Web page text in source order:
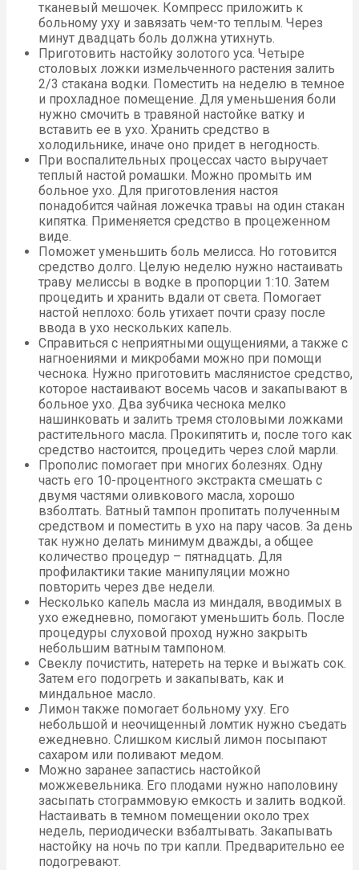
тканевый мешочек. Компресс приложить к
больному уху и завязать чем-то теплым. Через
минут двадцать боль должна утихнуть.
Приготовить настойку золотого уса. Четыре
столовых ложки измельченного растения залить
2/3 стакана водки. Поместить на неделю в темное
и прохладное помещение. Для уменьшения боли
нужно смочить в травяной настойке ватку и
вставить ее в ухо. Хранить средство в
холодильнике, иначе оно придет в негодность.
При воспалительных процессах часто выручает
теплый настой ромашки. Можно промыть им
больное ухо. Для приготовления настоя
понадобится чайная ложечка травы на один стакан
кипятка. Применяется средство в процеженном
виде.
Поможет уменьшить боль мелисса. Но готовится
средство долго. Целую неделю нужно настаивать
траву мелиссы в водке в пропорции 1:10. Затем
процедить и хранить вдали от света. Помогает
настой неплохо: боль утихает почти сразу после
ввода в ухо нескольких капель.
Справиться с неприятными ощущениями, а также с
нагноениями и микробами можно при помощи
чеснока. Нужно приготовить маслянистое средство,
которое настаивают восемь часов и закапывают в
больное ухо. Два зубчика чеснока мелко
нашинковать и залить тремя столовыми ложками
растительного масла. Прокипятить и, после того как
средство настоится, процедить через слой марли.
Прополис помогает при многих болезнях. Одну
часть его 10-процентного экстракта смешать с
двумя частями оливкового масла, хорошо
взболтать. Ватный тампон пропитать полученным
средством и поместить в ухо на пару часов. За день
так нужно делать минимум дважды, а общее
количество процедур – пятнадцать. Для
профилактики такие манипуляции можно
повторить через две недели.
Несколько капель масла из миндаля, вводимых в
ухо ежедневно, помогают уменьшить боль. После
процедуры слуховой проход нужно закрыть
небольшим ватным тампоном.
Свеклу почистить, натереть на терке и выжать сок.
Затем его подогреть и закапывать, как и
миндальное масло.
Лимон также помогает больному уху. Его
небольшой и неочищенный ломтик нужно съедать
ежедневно. Слишком кислый лимон посыпают
сахаром или поливают медом.
Можно заранее запастись настойкой
можжевельника. Его плодами нужно наполовину
засыпать стограммовую емкость и залить водкой.
Настаивать в темном помещении около трех
недель, периодически взбалтывать. Закапывать
настойку на ночь по три капли. Предварительно ее
подогревают.